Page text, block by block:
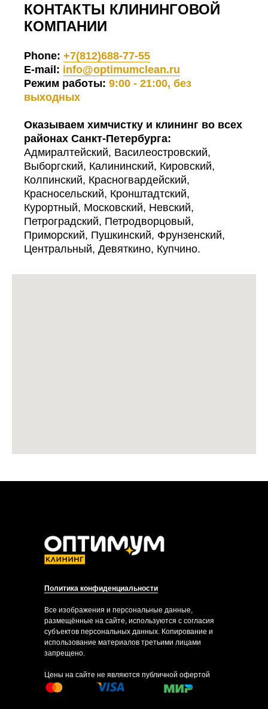
КОНТАКТЫ КЛИНИНГОВОЙ
КОМПАНИИ
Phone: +7(812)688-77-55
E-mail: info@optimumclean.ru
Режим работы: 9:00 - 21:00, без
выходных
Оказываем химчистку и клининг во всех
районах Санкт-Петербурга:
Адмиралтейский, Василеостровский,
Выборгский, Калининский, Кировский,
Колпинский, Красногвардейский,
Красносельский, Кронштадтский,
Курортный, Московский, Невский,
Петроградский, Петродворцовый,
Приморский, Пушкинский, Фрунзенский,
Центральный, Девяткино, Купчино.
Политика конфиденциальности
Все изображения и персональные данные,
размещённые на сайте, используются с согласия
субъектов персональных данных. Копирование и
использование материалов третьими лицами
запрещено.
Цены на сайте не являются публичной офертой